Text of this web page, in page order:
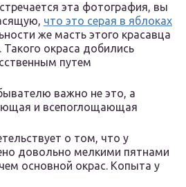
эта фотография, вы
что это серая в яблоках
же масть этого красавца
Такого окраса добились
путем
важно не это, а
и всепоглощающая
о том, что у
довольно мелкими пятнами
основной окрас. Копыта у